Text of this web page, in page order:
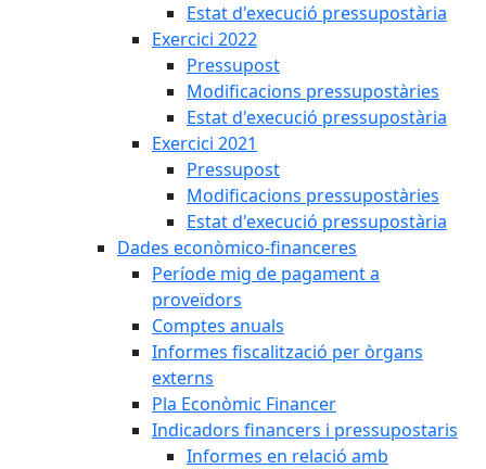
Estat d'execució pressupostària
Exercici 2022
Pressupost
Modificacions pressupostàries
Estat d'execució pressupostària
Exercici 2021
Pressupost
Modificacions pressupostàries
Estat d'execució pressupostària
Dades econòmico-financeres
Període mig de pagament a
proveïdors
Comptes anuals
Informes fiscalització per òrgans
externs
Pla Econòmic Financer
Indicadors financers i pressupostaris
Informes en relació amb